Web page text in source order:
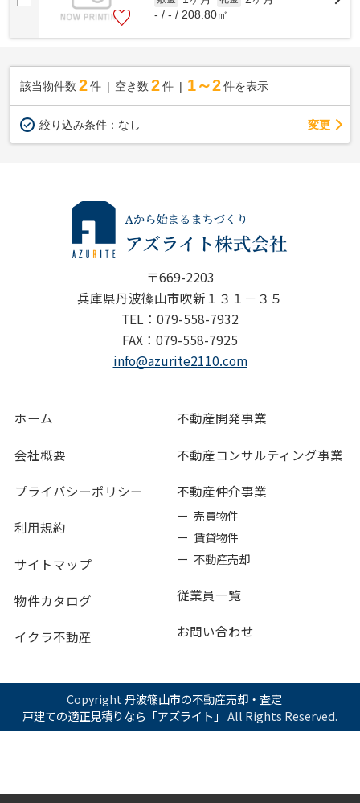
- / - / 208.80㎡
該当物件数 2件 空き数 2 件 1～2 件を表示
絞り込み条件： なし 変更
〒669-2203
兵庫県丹波篠山市吹新１３１－３５
TEL：079-558-7932
FAX：079-558-7925
info@azurite2110.com
ホーム
会社概要
プライバシーポリシー
利用規約
サイトマップ
物件カタログ
イクラ不動産
不動産開発事業
不動産コンサルティング事業
不動産仲介事業
ー 売買物件
ー 賃貸物件
ー 不動産売却
従業員一覧
お問い合わせ
Copyright丹波篠山市の不動産売却・査定｜
戸建ての適正見積りなら「アズライト」 All Rights Reserved.